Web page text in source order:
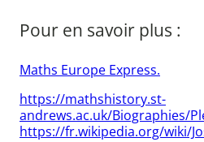
Pour en savoir plus :
Maths Europe Express.
https://mathshistory.st-
andrews.ac.uk/Biographies/
https://fr.wikipedia.org/wiki/